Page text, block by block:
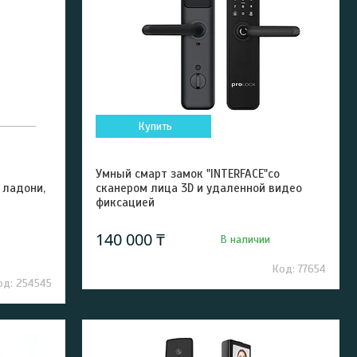
ладони,
254545
Купить
Умный смарт замок "INTERFACE"со
сканером лица 3D и удаленной видео
фиксацией
140 000 ₸ В наличии
77654